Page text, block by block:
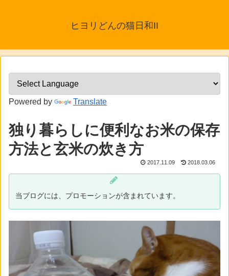
ヒヨリどんの猫日和II
Powered by Translate
独り暮らしに便利なお米の保存
方法と玄米の炊き方
2017.11.09 2018.03.06
当ブログには、プロモーションが含まれています。